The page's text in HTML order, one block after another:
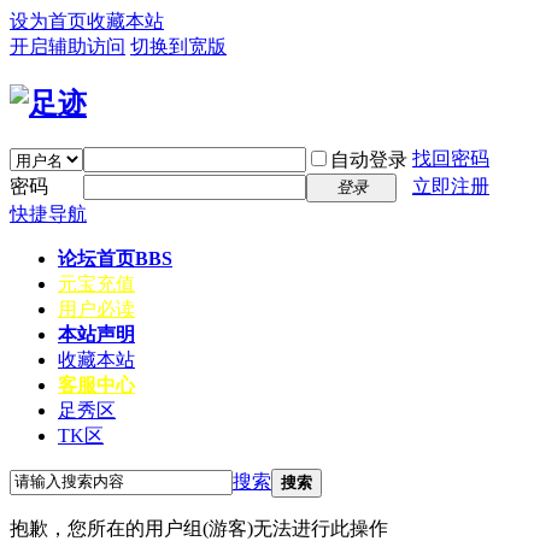
设为首页收藏本站
开启辅助访问 切换到宽版
自动登录 找回密码
密码
登录
立即注册
快捷导航
论坛首页BBS
元宝充值
用户必读
本站声明
收藏本站
客服中心
足秀区
TK区
搜索 搜索
抱歉，您所在的用户组(游客)无法进行此操作